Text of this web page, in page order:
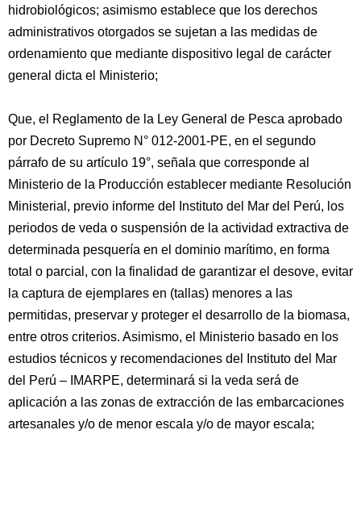
hidrobiológicos; asimismo establece que los derechos
administrativos otorgados se sujetan a las medidas de
ordenamiento que mediante dispositivo legal de carácter
general dicta el Ministerio;
Que, el Reglamento de la Ley General de Pesca aprobado
por Decreto Supremo N° 012-2001-PE, en el segundo
párrafo de su artículo 19°, señala que corresponde al
Ministerio de la Producción establecer mediante Resolución
Ministerial, previo informe del Instituto del Mar del Perú, los
periodos de veda o suspensión de la actividad extractiva de
determinada pesquería en el dominio marítimo, en forma
total o parcial, con la finalidad de garantizar el desove, evitar
la captura de ejemplares en (tallas) menores a las
permitidas, preservar y proteger el desarrollo de la biomasa,
entre otros criterios. Asimismo, el Ministerio basado en los
estudios técnicos y recomendaciones del Instituto del Mar
del Perú – IMARPE, determinará si la veda será de
aplicación a las zonas de extracción de las embarcaciones
artesanales y/o de menor escala y/o de mayor escala;